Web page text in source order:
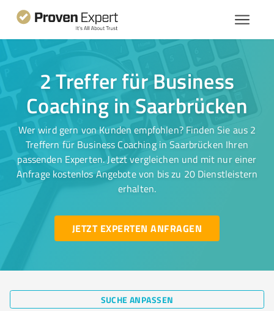
2 Treffer für Business
Coaching in Saarbrücken
Wer wird gern von Kunden empfohlen? Finden Sie aus 2
Treffern für Business Coaching in Saarbrücken Ihren
passenden Experten. Jetzt vergleichen und mit nur einer
Anfrage kostenlos Angebote von bis zu 20 Dienstleistern
erhalten.
JETZT EXPERTEN ANFRAGEN
SUCHE ANPASSEN